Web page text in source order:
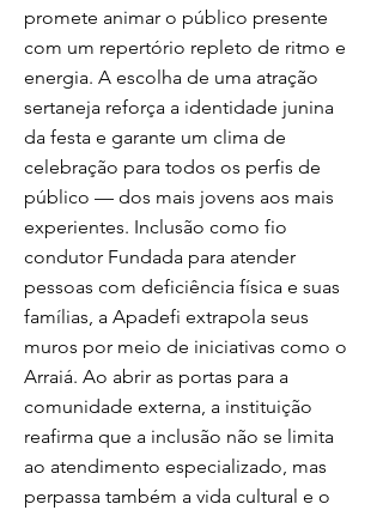
promete animar o público presente
com um repertório repleto de ritmo e
energia. A escolha de uma atração
sertaneja reforça a identidade junina
da festa e garante um clima de
celebração para todos os perfis de
público — dos mais jovens aos mais
experientes. Inclusão como fio
condutor Fundada para atender
pessoas com deficiência física e suas
famílias, a Apadefi extrapola seus
muros por meio de iniciativas como o
Arraiá. Ao abrir as portas para a
comunidade externa, a instituição
reafirma que a inclusão não se limita
ao atendimento especializado, mas
perpassa também a vida cultural e o